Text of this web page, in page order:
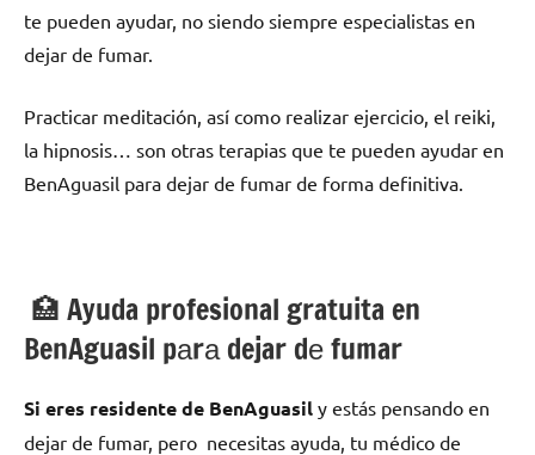
te pueden ayudar, no siendo siempre especialistas en
dejar dе fumar.
Practicar meditación, así cοmο realizar ejercicio, el reiki,
la hipnosis… son otras terapias quе te pueden ayudar en
BenAguasil pаrа dejar dе fumar dе forma definitiva.
🏥 Ayuda profesional gratuita en
BenAguasil pаrа dejar dе fumar
Si eres residente dе BenAguasil у estás pensando en
dejar dе fumar, pero necesitas ayuda, tu médico dе